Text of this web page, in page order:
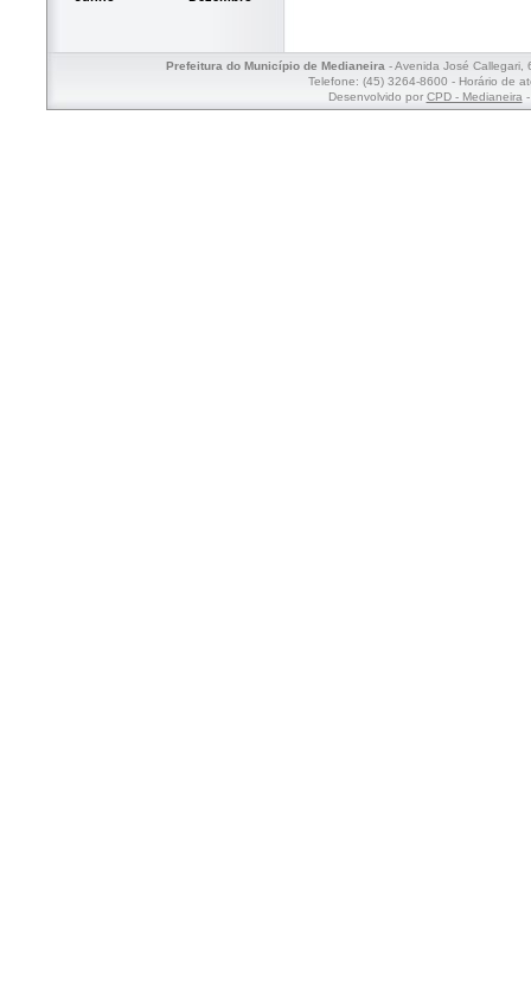
Prefeitura do Município de Medianeira- Avenida José Callegari,
Telefone: (45) 3264-8600 - Horário de
Desenvolvido por CPD - Medianeira-